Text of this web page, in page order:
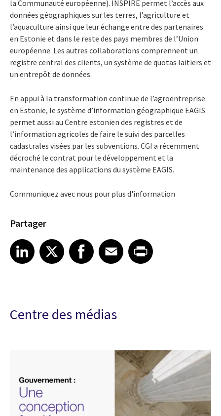
la Communauté européenne). INSPIRE permet l’accès aux
données géographiques sur les terres, l’agriculture et
l’aquaculture ainsi que leur échange entre des partenaires
en Estonie et dans le reste des pays membres de l’Union
européenne. Les autres collaborations comprennent un
registre central des clients, un système de quotas laitiers et
un entrepôt de données.
En appui à la transformation continue de l’agroentreprise
en Estonie, le système d’information géographique EAGIS
permet aussi au Centre estonien des registres et de
l’information agricoles de faire le suivi des parcelles
cadastrales visées par les subventions. CGI a récemment
décroché le contrat pour le développement et la
maintenance des applications du système EAGIS.
Communiquez avec nous pour plus d'information
Partager
Share article on LinkedIn
LinkedIn
Share article on XShare article on Facebook
Facebook
Share article on Email
EmailShare article on Print
Centre des médias